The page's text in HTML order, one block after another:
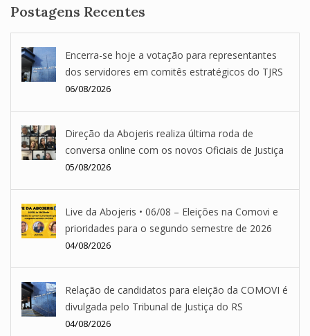
Postagens Recentes
Encerra-se hoje a votação para representantes
dos servidores em comitês estratégicos do TJRS
06/08/2026
Direção da Abojeris realiza última roda de
conversa online com os novos Oficiais de Justiça
05/08/2026
Live da Abojeris • 06/08 – Eleições na Comovi e
prioridades para o segundo semestre de 2026
04/08/2026
Relação de candidatos para eleição da COMOVI é
divulgada pelo Tribunal de Justiça do RS
04/08/2026